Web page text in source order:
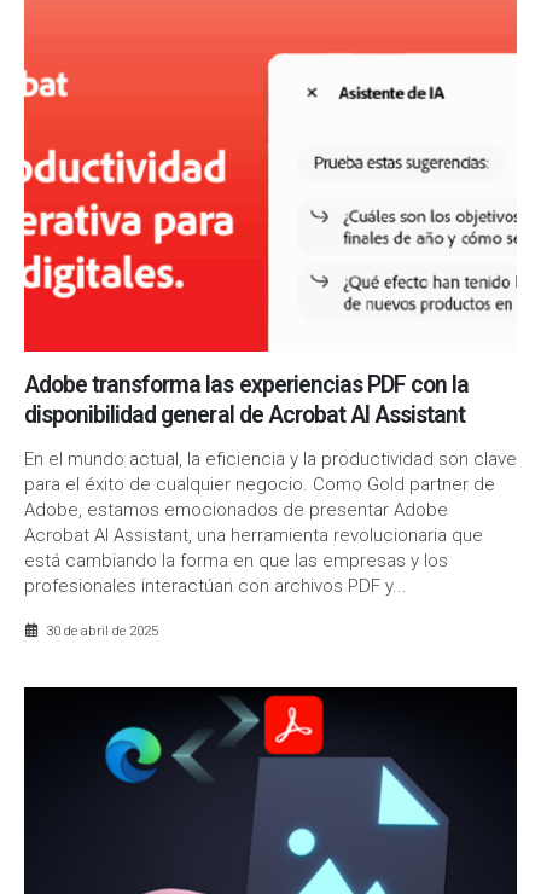
Adobe transforma las experiencias PDF con la
disponibilidad general de Acrobat AI Assistant
En el mundo actual, la eficiencia y la productividad son clave
para el éxito de cualquier negocio. Como Gold partner de
Adobe, estamos emocionados de presentar Adobe
Acrobat AI Assistant, una herramienta revolucionaria que
está cambiando la forma en que las empresas y los
profesionales interactúan con archivos PDF y...
30 de abril de 2025